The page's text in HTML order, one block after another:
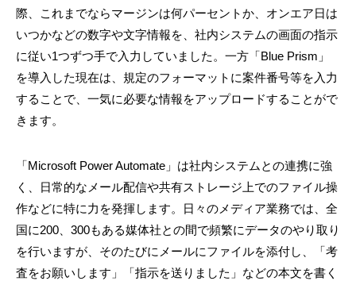
際、これまでならマージンは何パーセントか、オンエア日は
いつかなどの数字や文字情報を、社内システムの画面の指示
に従い1つずつ手で入力していました。一方「Blue Prism」
を導入した現在は、規定のフォーマットに案件番号等を入力
することで、一気に必要な情報をアップロードすることがで
きます。
「Microsoft Power Automate」は社内システムとの連携に強
く、日常的なメール配信や共有ストレージ上でのファイル操
作などに特に力を発揮します。日々のメディア業務では、全
国に200、300もある媒体社との間で頻繁にデータのやり取り
を行いますが、そのたびにメールにファイルを添付し、「考
査をお願いします」「指示を送りました」などの本文を書く